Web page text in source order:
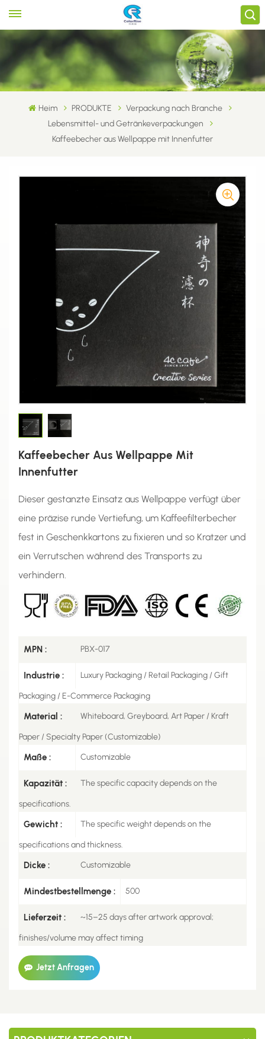
Heim PRODUKTE
Verpackung nach Branche
Lebensmittel- und Getränkeverpackungen
Kaffeebecher aus Wellpappe mit Innenfutter
Kaffeebecher Aus Wellpappe Mit
Innenfutter
Dieser gestanzte Einsatz aus Wellpappe verfügt über
eine präzise runde Vertiefung, um Kaffeefilterbecher
fest in Geschenkkartons zu fixieren und so Kratzer und
ein Verrutschen während des Transports zu
verhindern.
MPN : PBX-017
Industrie : Luxury Packaging / Retail Packaging / Gift
Packaging / E-Commerce Packaging
Material : Whiteboard, Greyboard, Art Paper / Kraft
Paper / Specialty Paper (Customizable)
Maße : Customizable
Kapazität : The specific capacity depends on the
specifications.
Gewicht : The specific weight depends on the
specifications and thickness.
Dicke : Customizable
Mindestbestellmenge : 500
Lieferzeit : ~15–25 days after artwork approval;
finishes/volume may affect timing
Jetzt Anfragen